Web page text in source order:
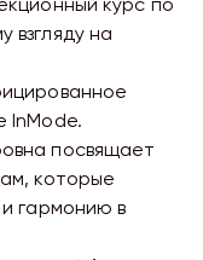
курс по
взгляду на
InMode.
посвящает
которые
гармонию в